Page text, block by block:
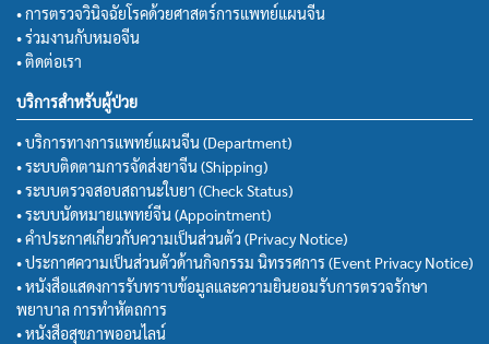
• การตรวจวินิจฉัยโรคด้วยศาสตร์การแพทย์แผนจีน
• ร่วมงานกับหมอจีน
• ติดต่อเรา
บริการสำหรับผู้ป่วย
• บริการทางการแพทย์แผนจีน (Department)
• ระบบติดตามการจัดส่งยาจีน (Shipping)
• ระบบตรวจสอบสถานะใบยา (Check Status)
• ระบบนัดหมายแพทย์จีน (Appointment)
• คำประกาศเกี่ยวกับความเป็นส่วนตัว (Privacy Notice)
• ประกาศความเป็นส่วนตัวด้านกิจกรรม นิทรรศการ (Event Privacy Notice)
• หนังสือแสดงการรับทราบข้อมูลและความยินยอมรับการตรวจรักษา
พยาบาล การทำหัตถการ
• หนังสือสุขภาพออนไลน์